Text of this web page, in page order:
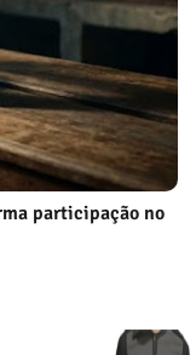
participação no